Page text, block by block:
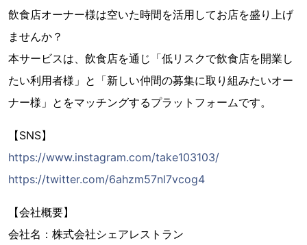
飲食店オーナー様は空いた時間を活用してお店を盛り上げ
ませんか？
本サービスは、飲食店を通じ「低リスクで飲食店を開業し
たい利用者様」と「新しい仲間の募集に取り組みたいオー
ナー様」とをマッチングするプラットフォームです。
【SNS】
https://www.instagram.com/take103103/
https://twitter.com/6ahzm57nl7vcog4
【会社概要】
会社名：株式会社シェアレストラン